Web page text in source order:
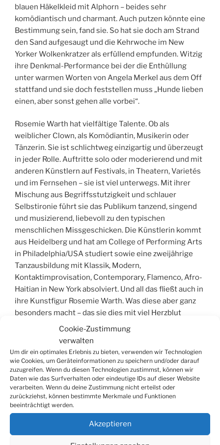
Cookie-Zustimmung
verwalten
Um dir ein optimales Erlebnis zu bieten, verwenden wir Technologien
wie Cookies, um Geräteinformationen zu speichern und/oder darauf
zuzugreifen. Wenn du diesen Technologien zustimmst, können wir
Daten wie das Surfverhalten oder eindeutige IDs auf dieser Website
verarbeiten. Wenn du deine Zustimmung nicht erteilst oder
zurückziehst, können bestimmte Merkmale und Funktionen
beeinträchtigt werden.
Akzeptieren
blauen Häkelkleid mit Alphorn – beides sehr
komödiantisch und charmant. Auch putzen könnte eine
Bestimmung sein, fand sie. So hat sie doch am Strand
den Sand aufgesaugt und die Kehrwoche im New
Yorker Wolkenkratzer als erfüllend empfunden. Witzig
ihre Denkmal-Performance bei der die Enthüllung
unter warmen Worten von Angela Merkel aus dem Off
stattfand und sie doch feststellen muss „Hunde lieben
einen, aber sonst gehen alle vorbei“.
Rosemie Warth hat vielfältige Talente. Ob als
weiblicher Clown, als Komödiantin, Musikerin oder
Tänzerin. Sie ist schlichtweg einzigartig und überzeugt
in jeder Rolle. Auftritte solo oder moderierend und mit
anderen Künstlern auf Festivals, in Theatern, Varietés
und im Fernsehen – sie ist viel unterwegs. Mit ihrer
Mischung aus Begriffsstutzigkeit und schlauer
Selbstironie führt sie das Publikum tanzend, singend
und musizierend, liebevoll zu den typischen
menschlichen Missgeschicken. Die Künstlerin kommt
aus Heidelberg und hat am College of Performing Arts
in Philadelphia/USA studiert sowie eine zweijährige
Tanzausbildung mit Klassik, Modern,
Kontaktimprovisation, Contemporary, Flamenco, Afro-
Haitian in New York absolviert. Und all das fließt auch in
ihre Kunstfigur Rosemie Warth. Was diese aber ganz
besonders macht – das sie dies mit viel Herzblut
zelebriert. Denn das ist sofort spürbar und macht sie
Und um was geht es eigentlich letztendlich? „Rosemie
– sonst nix …“ zeigt den Gästen teilweise einen Spiegel.
So einen Spiegel in den sie schaut, als sie ein
Geschenk auf der Bühne findet – mit einem Spiegel
drauf. Und darin sieht sie sich selbst und kommentiert
dies mit „das ist wohl eine alte Schachtel – wie ich!“.
Leicht verklemmt oder auch enthemmt tanzend,
immer Sinn suchend und mit einer grandiosen Mimik –